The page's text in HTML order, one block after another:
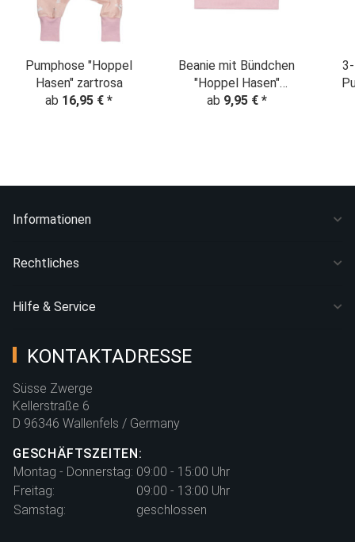
Pumphose "Hoppel
Hasen" zartrosa
ab 16,95 € *
Beanie mit Bündchen
"Hoppel Hasen"
zartrosa
ab 9,95 € *
Informationen
Rechtliches
Hilfe & Service
KONTAKTADRESSE
Süsse Zwerge
Kellerstraße 6
D 96346 Wallenfels / Germany
GESCHÄFTSZEITEN:
Montag - Donnerstag: 09:00 - 15:00 Uhr
Freitag:
09:00 - 13:00 Uhr
Samstag:
geschlossen